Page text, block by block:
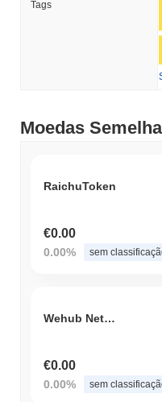
Tags
Moedas
RaichuToken
€0.00
0.00% sem
Wehub Network
€0.00
0.00% sem